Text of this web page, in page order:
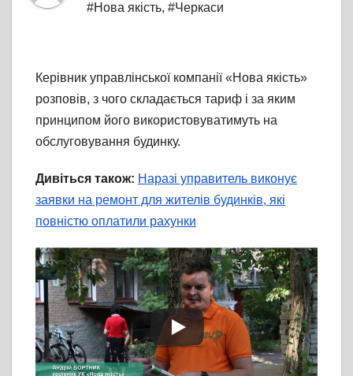
#Нова якість, #Черкаси
Керівник управлінської компанії «Нова якість»
розповів, з чого складається тариф і за яким
принципом його використовуватимуть на
обслуговування будинку.
Дивіться також: Наразі управитель виконує
заявки на ремонт для жителів будинків, які
повністю оплатили рахунки